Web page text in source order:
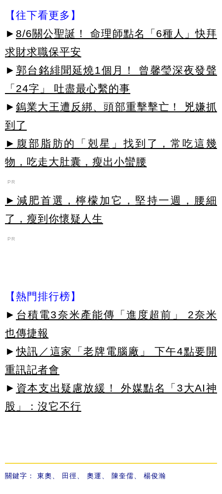
【往下看更多】
► 8/6關公聖誕！ 命理師點名「6種人」快拜
求財求職保平安
► 郭台銘緋聞延燒1個月！ 曾馨瑩深夜發聲
「24字」 吐盡最心繫的事
► 鎢業大王遭反綁、頭部重擊擊亡！ 兇嫌抓
到了
►腹部脂肪的「剋星」找到了，常吃這幾
物，吃走大肚囊，瘦出小蠻腰
PR
►減肥首選，檸檬加它，堅持一週，腰細
了，瘦到你懷疑人生
PR
【熱門排行榜】
► 台積電3奈米產能傳「進度超前」 2奈米
也傳捷報
► 快訊／這家「老牌電腦廠」 下午4點要開
重訊記者會
► 資本支出疑慮放緩！ 外媒點名「3大AI神
股」：沒它不行
關鍵字： 東奧 田徑 奧運 陳奎儒 楊俊瀚